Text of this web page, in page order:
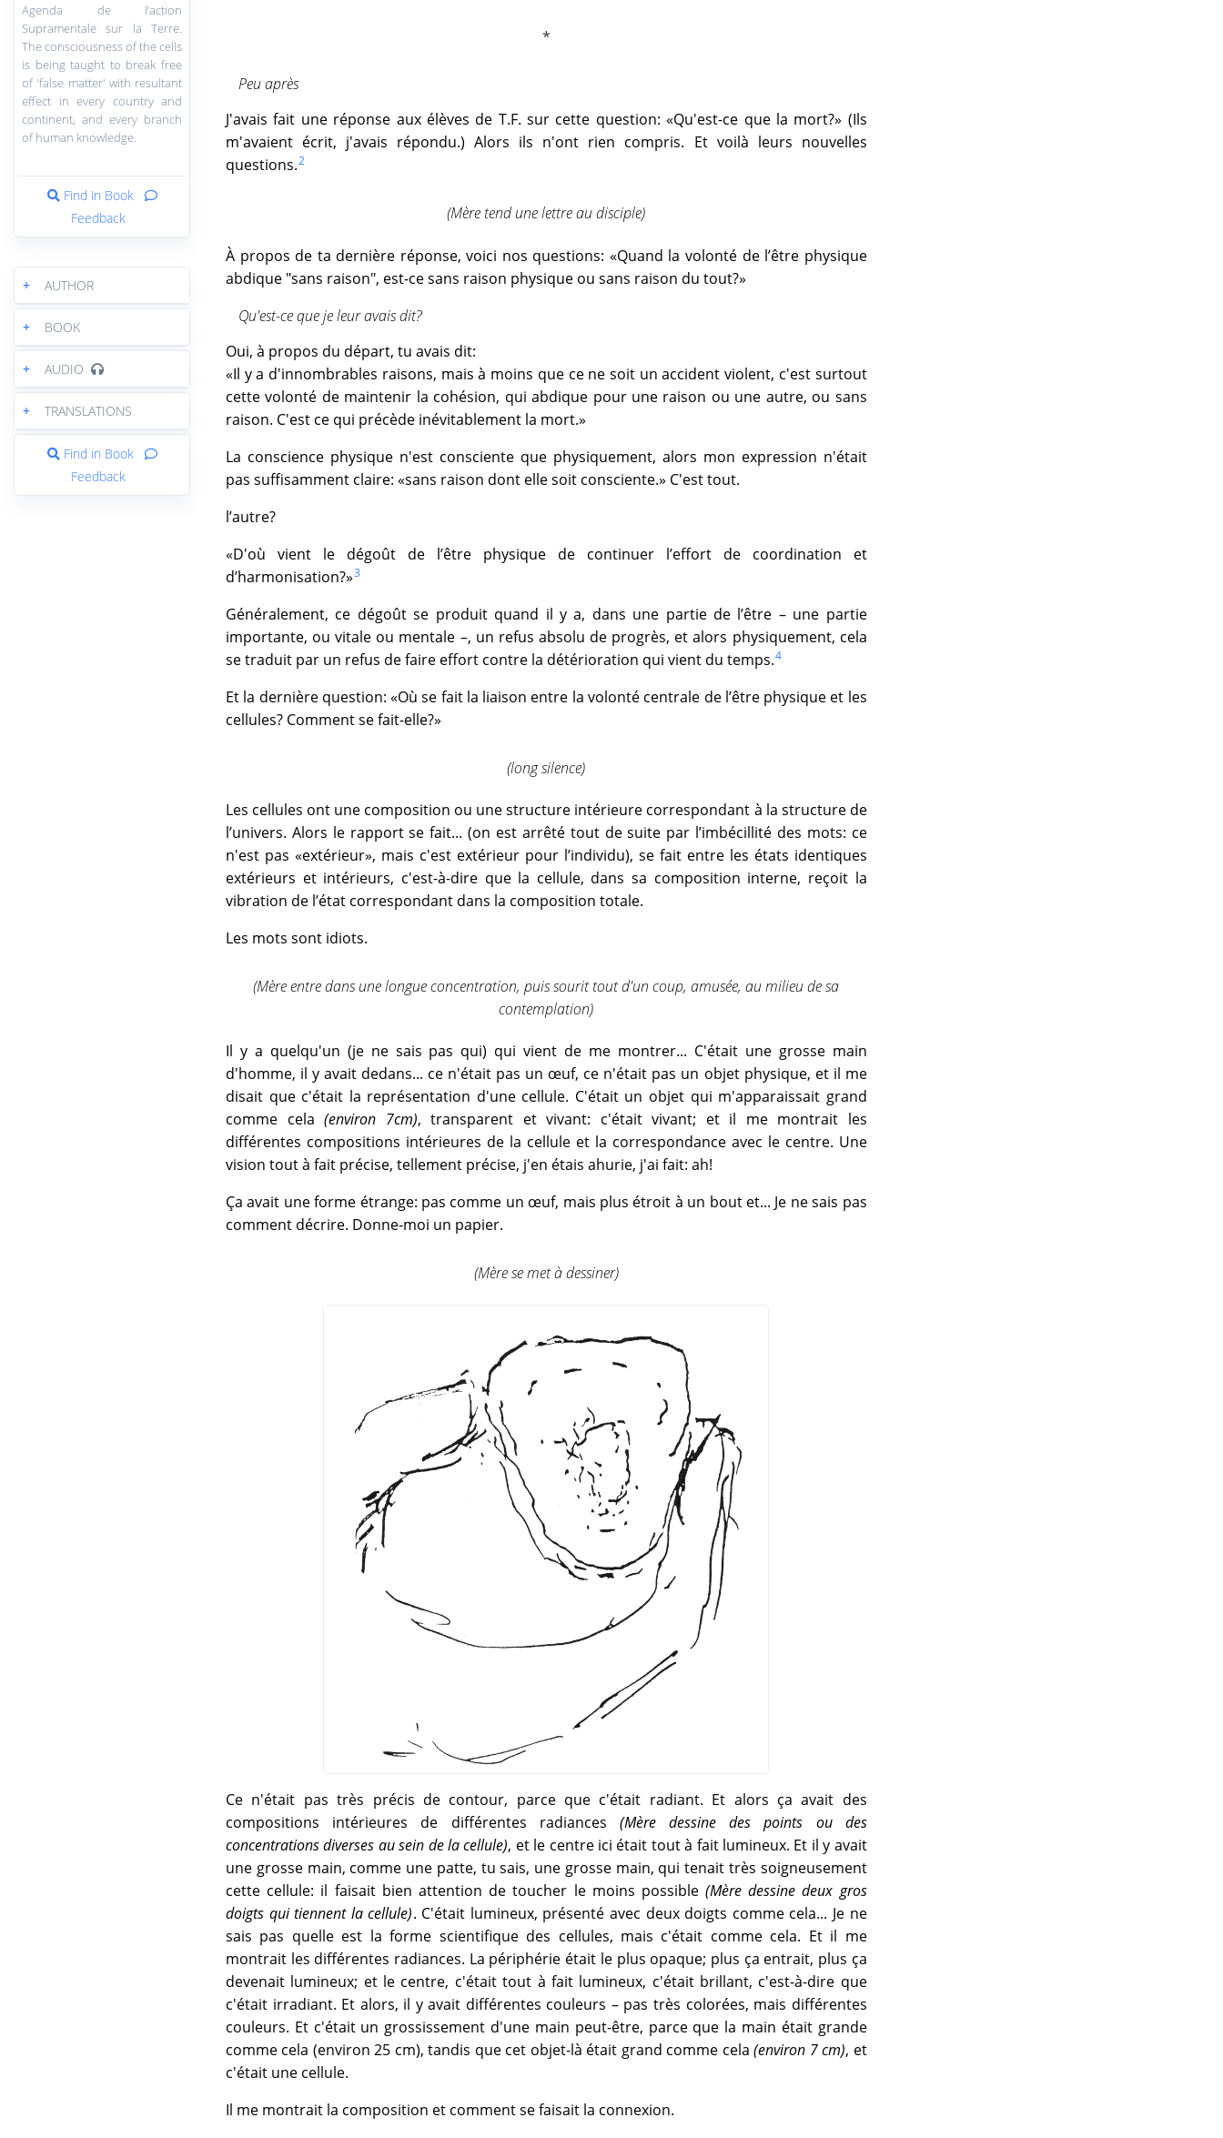
Agenda de l’action
Supramentale sur la Terre.
The consciousness of the cells
is being taught to break free
of 'false matter' with resultant
effect in every country and
continent, and every branch
of human knowledge.
Find in Book
Feedback
+ AUTHOR
+ BOOK
+ AUDIO
+ TRANSLATIONS
Find in Book
Feedback
Peu après
J'avais fait une réponse aux élèves de T.F. sur cette question: «Qu'est-ce que la mort?» (Ils
m'avaient écrit, j'avais répondu.) Alors ils n'ont rien compris. Et voilà leurs nouvelles
questions.2
(Mère tend une lettre au disciple)
À propos de ta dernière réponse, voici nos questions: «Quand la volonté de l’être physique
abdique "sans raison", est-ce sans raison physique ou sans raison du tout?»
Qu'est-ce que je leur avais dit?
Oui, à propos du départ, tu avais dit:
«Il y a d'innombrables raisons, mais à moins que ce ne soit un accident violent, c'est surtout
cette volonté de maintenir la cohésion, qui abdique pour une raison ou une autre, ou sans
raison. C'est ce qui précède inévitablement la mort.»
La conscience physique n'est consciente que physiquement, alors mon expression n'était
pas suffisamment claire: «sans raison dont elle soit consciente.» C'est tout.
l’autre?
«D'où vient le dégoût de l’être physique de continuer l’effort de coordination et
d’harmonisation?»3
Généralement, ce dégoût se produit quand il y a, dans une partie de l’être – une partie
importante, ou vitale ou mentale –, un refus absolu de progrès, et alors physiquement, cela
se traduit par un refus de faire effort contre la détérioration qui vient du temps.4
Et la dernière question: «Où se fait la liaison entre la volonté centrale de l’être physique et les
cellules? Comment se fait-elle?»
(long silence)
Les cellules ont une composition ou une structure intérieure correspondant à la structure de
l’univers. Alors le rapport se fait... (on est arrêté tout de suite par l’imbécillité des mots: ce
n'est pas «extérieur», mais c'est extérieur pour l’individu), se fait entre les états identiques
extérieurs et intérieurs, c'est-à-dire que la cellule, dans sa composition interne, reçoit la
vibration de l’état correspondant dans la composition totale.
Les mots sont idiots.
(Mère entre dans une longue concentration, puis sourit tout d'un coup, amusée, au milieu de sa
contemplation)
Il y a quelqu'un (je ne sais pas qui) qui vient de me montrer... C'était une grosse main
d'homme, il y avait dedans... ce n'était pas un œuf, ce n'était pas un objet physique, et il me
disait que c'était la représentation d'une cellule. C'était un objet qui m'apparaissait grand
comme cela(environ 7cm), transparent et vivant: c'était vivant; et il me montrait les
différentes compositions intérieures de la cellule et la correspondance avec le centre. Une
vision tout à fait précise, tellement précise, j'en étais ahurie, j'ai fait: ah!
Ça avait une forme étrange: pas comme un œuf, mais plus étroit à un bout et... Je ne sais pas
comment décrire. Donne-moi un papier.
(Mère se met à dessiner)
Ce n'était pas très précis de contour, parce que c'était radiant. Et alors ça avait des
compositions intérieures de différentes radiances (Mère dessine des points ou des
concentrations diverses au sein de la cellule), et le centre ici était tout à fait lumineux. Et il y avait
une grosse main, comme une patte, tu sais, une grosse main, qui tenait très soigneusement
cette cellule: il faisait bien attention de toucher le moins possible(Mère dessine deux gros
doigts qui tiennent la cellule). C'était lumineux, présenté avec deux doigts comme cela... Je ne
sais pas quelle est la forme scientifique des cellules, mais c'était comme cela. Et il me
montrait les différentes radiances. La périphérie était le plus opaque; plus ça entrait, plus ça
devenait lumineux; et le centre, c'était tout à fait lumineux, c'était brillant, c'est-à-dire que
c'était irradiant. Et alors, il y avait différentes couleurs – pas très colorées, mais différentes
couleurs. Et c'était un grossissement d'une main peut-être, parce que la main était grande
comme cela (environ 25 cm), tandis que cet objet-là était grand comme cela(environ 7 cm), et
c'était une cellule.
Il me montrait la composition et comment se faisait la connexion.